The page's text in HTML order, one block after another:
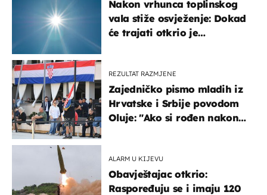
Nakon vrhunca toplinskog
vala stiže osvježenje: Dokad
će trajati otkrio je
REZULTAT RAZMJENE
Zajedničko pismo mladih iz
Hrvatske i Srbije povodom
Oluje: "Ako si rođen nakon
ALARM U KIJEVU
Obavještajac otkrio:
Raspoređuju se i imaju 120